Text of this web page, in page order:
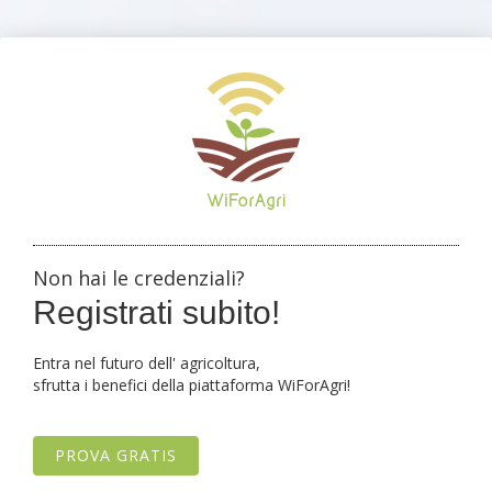
Non hai le credenziali?
Registrati subito!
Entra nel futuro dell' agricoltura,
sfrutta i benefici della piattaforma WiForAgri!
PROVA GRATIS